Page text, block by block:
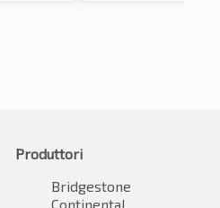
Produttori
Bridgestone
Continental